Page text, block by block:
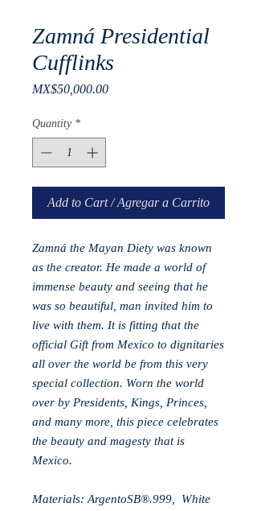
Zamná Presidential
Cufflinks
MX$50,000.00Price
Quantity *
Add to Cart / Agregar a Carrito
Zamná the Mayan Diety was known
as the creator. He made a world of
immense beauty and seeing that he
was so beautiful, man invited him to
live with them. It is fitting that the
official Gift from Mexico to dignitaries
all over the world be from this very
special collection. Worn the world
over by Presidents, Kings, Princes,
and many more, this piece celebrates
the beauty and magesty that is
Mexico.
Materials: ArgentoSB®.999, White